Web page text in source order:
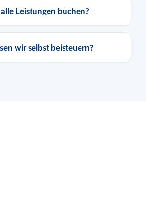
alle Leistungen buchen?
wir selbst beisteuern?